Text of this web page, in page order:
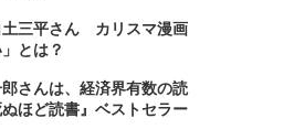
土三平さん カリスマ漫画
とは？
さんは、経済界有数の読
ほど読書』ベストセラー